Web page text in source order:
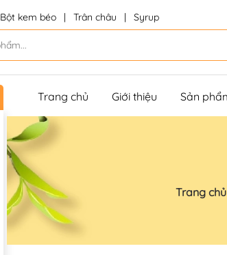
Bột kem béo | Trân châu | Syrup
Trang chủ Giới thiệu Sản
Trang chủ